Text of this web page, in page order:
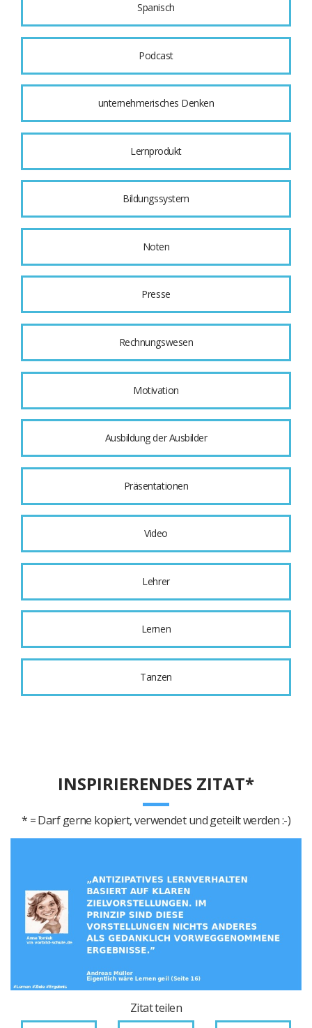
Spanisch
Podcast
unternehmerisches Denken
Lernprodukt
Bildungssystem
Noten
Presse
Rechnungswesen
Motivation
Ausbildung der Ausbilder
Präsentationen
Video
Lehrer
Lernen
Tanzen
INSPIRIERENDES ZITAT*
* = Darf gerne kopiert, verwendet und geteilt werden :-)
Zitat teilen